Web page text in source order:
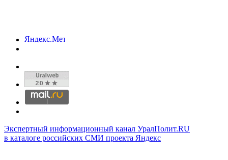
Экспертный информационный канал УралПолит.RU
в каталоге российских СМИ проекта Яндекс